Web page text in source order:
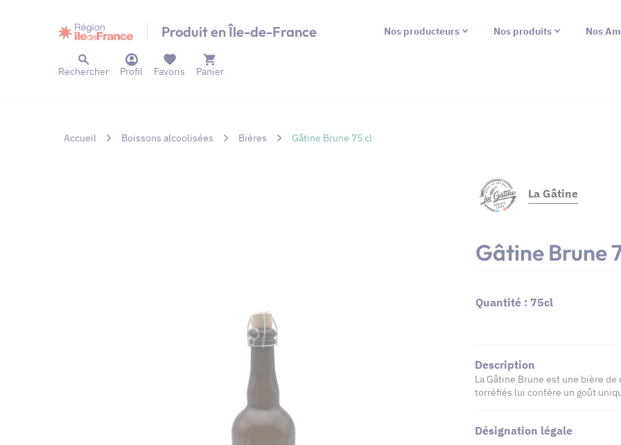
Produit en Île-de-France Nos producteurs Nos produits Nos
Rechercher Profil Panier
Favoris
Accueil Boissons alcoolisées Bières Gâtine Brune 75 cl
La Gâtine
Gâtine Brune
Quantité : 75cl
Description
La Gâtine Brune est une bière
torréfiés lui confère un goût
Désignation légale